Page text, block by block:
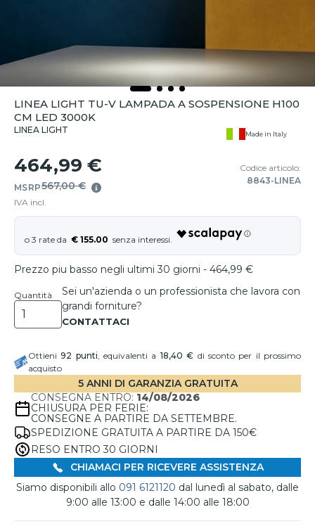
LINEA LIGHT TU-V LAMPADA A SOSPENSIONE H100
CM LED 3000K
LINEA LIGHT Made in Italy
464,99 €
MSRP567,00 €
IVA incl.
Codice articolo:
8843-LINEA
€ 155.00
Prezzo piu basso negli ultimi 30 giorni - 464,99 €
Quantità
Sei un'azienda o un professionista che lavora con
grandi forniture?
Ottieni92 punti, equivalenti a 18,40 € di sconto per il prossimo
acquisto
5 ANNI DI GARANZIA GRATUITA
CONSEGNA ENTRO: 14/08/2026
CHIUSURA PER FERIE:
CONSEGNE A PARTIRE DA SETTEMBRE.
SPEDIZIONE GRATUITA A PARTIRE DA 150€
RESO ENTRO 30 GIORNI
CHIAMACI PER RICEVERE ASSISTENZA
Siamo disponibili allo 091 6121120 dal lunedì al sabato, dalle
9:00 alle 13:00 e dalle 14:00 alle 18:00